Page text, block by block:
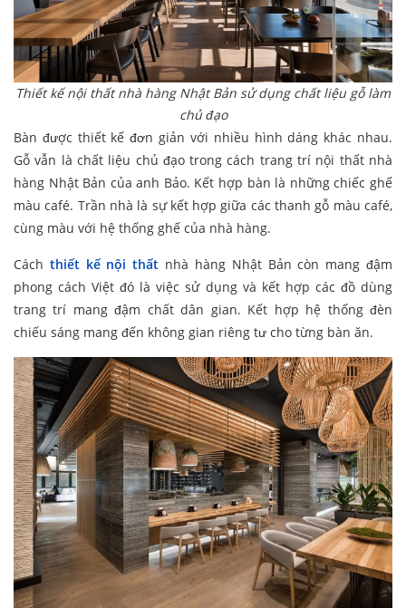
Thiết kế nội thất nhà hàng Nhật Bản sử dụng chất liệu gỗ làm
chủ đạo
Bàn được thiết kế đơn giản với nhiều hình dáng khác nhau.
Gỗ vẫn là chất liệu chủ đạo trong cách trang trí nội thất nhà
hàng Nhật Bản của anh Bảo. Kết hợp bàn là những chiếc ghế
màu café. Trần nhà là sự kết hợp giữa các thanh gỗ màu café,
cùng màu với hệ thống ghế của nhà hàng.
Cách thiết kế nội thất nhà hàng Nhật Bản còn mang đậm
phong cách Việt đó là việc sử dụng và kết hợp các đồ dùng
trang trí mang đậm chất dân gian. Kết hợp hệ thống đèn
chiếu sáng mang đến không gian riêng tư cho từng bàn ăn.